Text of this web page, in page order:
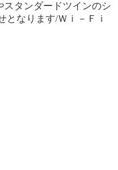
スタンダードツインのシ
となります/Ｗｉ－Ｆｉ